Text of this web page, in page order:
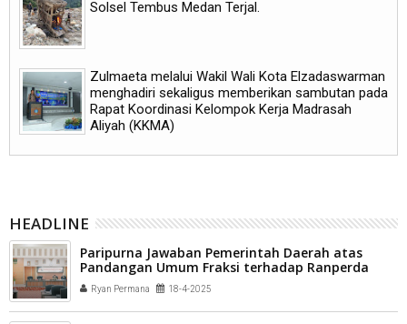
Solsel Tembus Medan Terjal.
Zulmaeta melalui Wakil Wali Kota Elzadaswarman
menghadiri sekaligus memberikan sambutan pada
Rapat Koordinasi Kelompok Kerja Madrasah
Aliyah (KKMA)
HEADLINE
Paripurna Jawaban Pemerintah Daerah atas
Pandangan Umum Fraksi terhadap Ranperda
RTRW 2025–2045
Ryan Permana 18-4-2025